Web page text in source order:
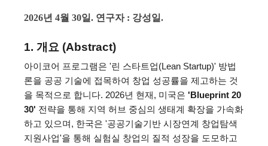
2026년 4월 30일. 연구자 : 강성일.
1. 개요 (Abstract)
아이코어 프로그램은 '린 스타트업(Lean Startup)' 방법
론을 공공 기술에 접목하여 창업 성공률을 제고하는 것
을 목적으로 합니다. 2026년 현재, 미국은 'Blueprint 20
30' 전략을 통해 지역 허브 중심의 생태계 확장을 가속화
하고 있으며, 한국은 '공공기술기반 시장연계 창업탐색
지원사업'을 통해 실험실 창업의 질적 성장을 도모하고